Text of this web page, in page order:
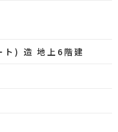
ト) 造 地上6階建